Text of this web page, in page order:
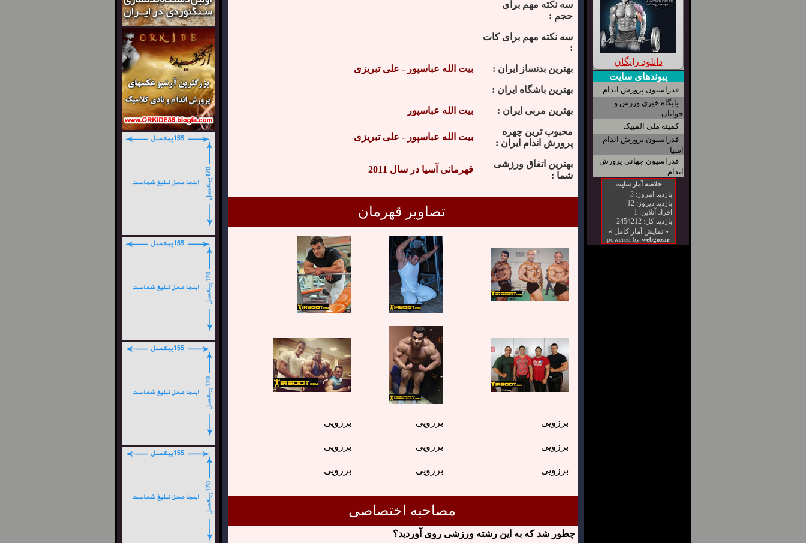
دانلود رایگان
پیوندهای سایت
فدراسیون پرورش اندام
پایگاه خبری ورزش و
جوانان
کمیته ملی المپیک
فدراسیون پرورش اندام
آسیا
فدراسیون جهاني پرورش
اندام
سه نکته مهم برای
حجم :
سه نکته مهم برای کات
:
بهترین بدنساز ایران : بیت الله عباسپور - علی تبریزی
بهترین باشگاه ایران :
بهترین مربی ایران : بیت الله عباسپور
محبوب ترین چهره
پرورش اندام ایران :
بیت الله عباسپور - علی تبریزی
بهترین اتفاق ورزشی
شما :
قهرمانی آسیا در سال 2011
تصاویر قهرمان
برزویی برزویی برزویی
برزویی برزویی برزویی
برزویی برزویی برزویی
مصاحبه اختصاصی
چطور شد که به این رشته ورزشی روی آوردید؟